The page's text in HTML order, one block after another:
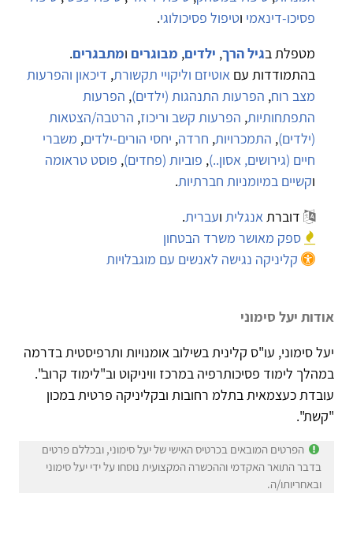
פסיכו-דינאמי וטיפול פסיכולוגי.
מטפלת בגיל הרך, ילדים, מבוגרים ומתבגרים.
בהתמודדות עם אוטיזם וליקויי תקשורת, דיכאון והפרעות
מצב רוח, הפרעות התנהגות (ילדים), הפרעות
התפתחותיות, הפרעות קשב וריכוז, הרטבה/הצטאות
(ילדים), התמכרויות, חרדה, יחסי הורים-ילדים, משברי
חיים (גירושים, אסון..), פוביות (פחדים), פוסט טראומה
וקשיים במיומניות חברתיות.
דוברתאנגלית ועברית.
ספק מאושר משרד הבטחון
קליניקה נגישה לאנשים עם מוגבלויות
אודות יעל סימוני
יעל סימוני, עו"ס קלינית בשילוב אומנויות ותרפיסטית בדרמה
במהלך לימוד פסיכותרפיה במרכז וויניקוט וב"לימוד קרוב".
עובדת כעצמאית בתלמ רחובות ובקליניקה פרטית במכון
"קשת".
הפרטים המובאים בכרטיס האישי של יעל סימוני, ובכללם פרטים
בדבר התואר האקדמי וההכשרה המקצועית נוסחו על ידי יעל סימוני
ובאחריותו/ה.